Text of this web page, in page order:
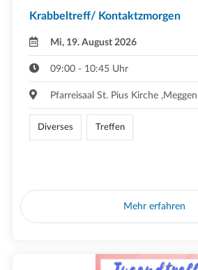
Krabbeltreff/ Kontaktzmorgen
Mi, 19. August 2026
09:00 - 10:45 Uhr
Pfarreisaal St. Pius Kirche ,Meggen
Diverses Treffen
Mehr erfahren